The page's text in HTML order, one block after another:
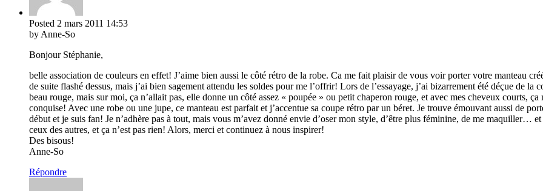
Posted 2 mars 2011 14:53
by Anne-So
Bonjour Stéphanie,
belle association de couleurs en effet! J’aime bien aussi le côté rétro de la robe. Ca me fait plaisir de vous voir porter votre manteau
de suite flashé dessus, mais j’ai bien sagement attendu les soldes pour me l’offrir! Lors de l’essayage, j’ai bizarrement été déçue de
beau rouge, mais sur moi, ça n’allait pas, elle donne un côté assez « poupée » ou petit chaperon rouge, et avec mes cheveux courts,
conquise! Avec une robe ou une jupe, ce manteau est parfait et j’accentue sa coupe rétro par un béret. Je trouve émouvant aussi de
début et je suis fan! Je n’adhère pas à tout, mais vous m’avez donné envie d’oser mon style, d’être plus féminine, de me maquiller…
ceux des autres, et ça n’est pas rien! Alors, merci et continuez à nous inspirer!
Des bisous!
Anne-So
Répondre